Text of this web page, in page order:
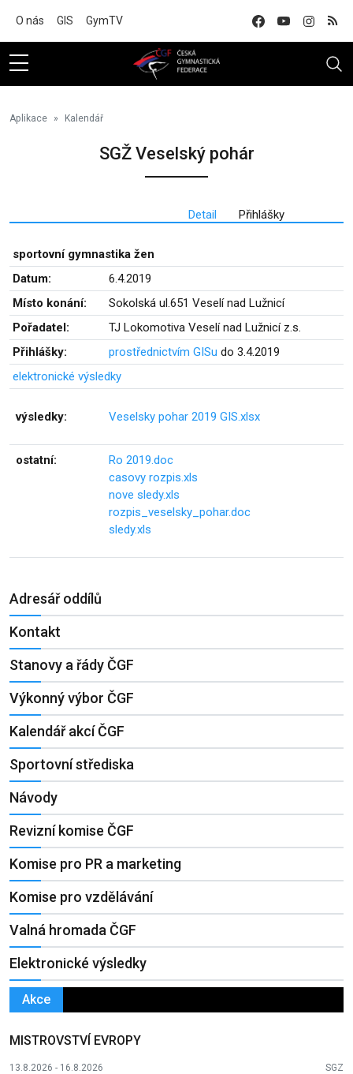
O nás GIS GymTV
Aplikace Kalendář
SGŽ Veselský pohár
Detail Přihlášky
sportovní gymnastika žen
Datum:
6.4.2019
Místo konání:
Sokolská ul.651 Veselí nad Lužnicí
Pořadatel:
TJ Lokomotiva Veselí nad Lužnicí z.s.
Přihlášky:
prostřednictvím GISu do 3.4.2019
elektronické výsledky
výsledky: Veselsky pohar 2019 GIS.xlsx
ostatní:
Ro 2019.doc
casovy rozpis.xls
nove sledy.xls
rozpis_veselsky_pohar.doc
sledy.xls
Adresář oddílů
Kontakt
Stanovy a řády ČGF
Výkonný výbor ČGF
Kalendář akcí ČGF
Sportovní střediska
Návody
Revizní komise ČGF
Komise pro PR a marketing
Komise pro vzdělávání
Valná hromada ČGF
Elektronické výsledky
Akce
MISTROVSTVÍ EVROPY
13.8.2026 - 16.8.2026 SGZ